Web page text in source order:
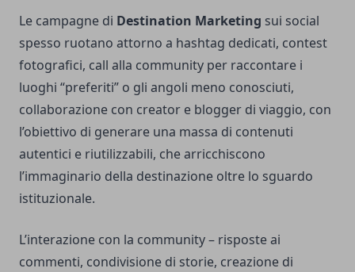
Le campagne di Destination Marketing sui social
spesso ruotano attorno a hashtag dedicati, contest
fotografici, call alla community per raccontare i
luoghi “preferiti” o gli angoli meno conosciuti,
collaborazione con creator e blogger di viaggio, con
l’obiettivo di generare una massa di contenuti
autentici e riutilizzabili, che arricchiscono
l’immaginario della destinazione oltre lo sguardo
istituzionale.
L’interazione con la community – risposte ai
commenti, condivisione di storie, creazione di